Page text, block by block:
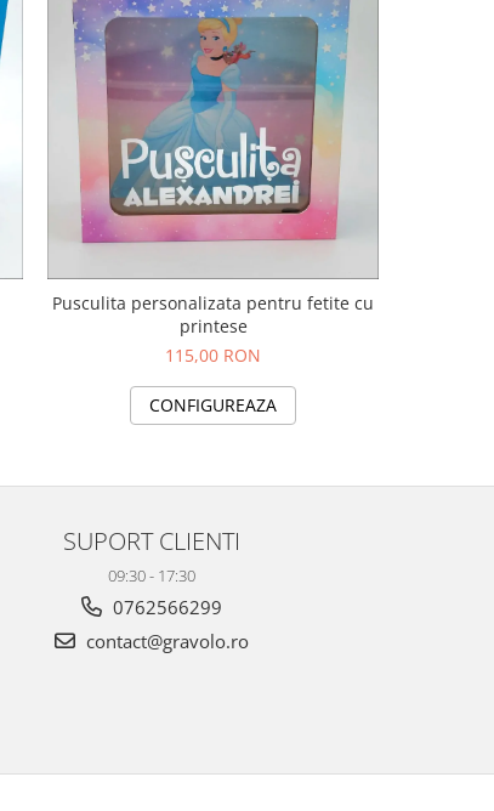
Pusculita personalizata pentru fetite cu
printese
115,00 RON
CONFIGUREAZA
SUPORT CLIENTI
09:30 - 17:30
0762566299
contact@gravolo.ro